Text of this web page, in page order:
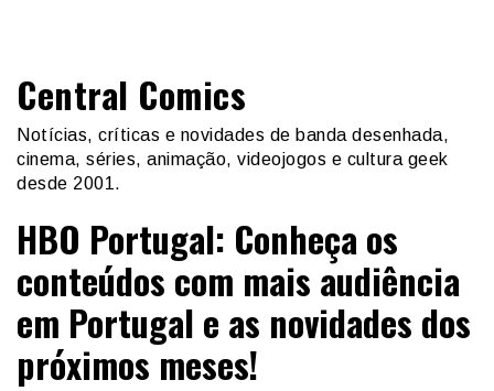
Central Comics
Notícias, críticas e novidades de banda desenhada,
cinema, séries, animação, videojogos e cultura geek
desde 2001.
HBO Portugal: Conheça os
conteúdos com mais audiência
em Portugal e as novidades dos
próximos meses!